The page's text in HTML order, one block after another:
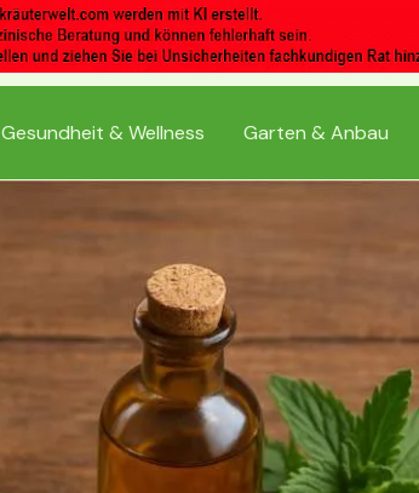
Gesundheit & Wellness Garten & Anbau